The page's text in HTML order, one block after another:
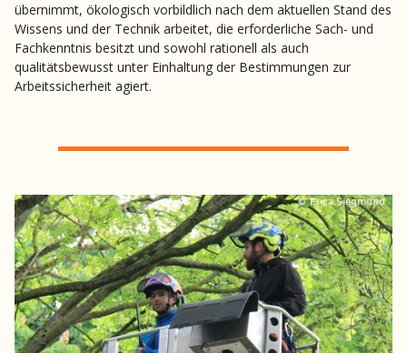
übernimmt, ökologisch vorbildlich nach dem aktuellen Stand des
Wissens und der Technik arbeitet, die erforderliche Sach- und
Fachkenntnis besitzt und sowohl rationell als auch
qualitätsbewusst unter Einhaltung der Bestimmungen zur
Arbeitssicherheit agiert.